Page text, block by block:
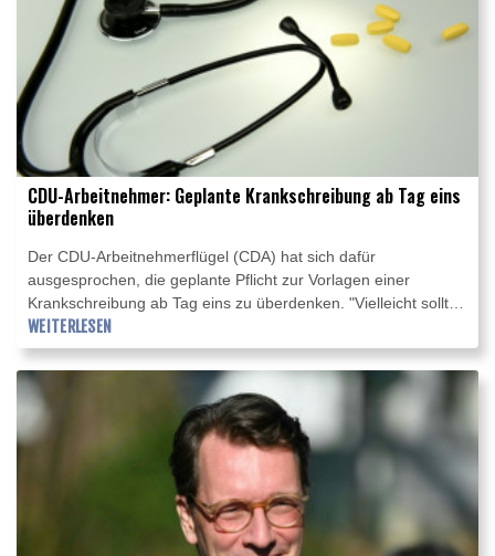
CDU-Arbeitnehmer: Geplante Krankschreibung ab Tag eins
überdenken
Der CDU-Arbeitnehmerflügel (CDA) hat sich dafür
ausgesprochen, die geplante Pflicht zur Vorlagen einer
Krankschreibung ab Tag eins zu überdenken. "Vielleicht sollte
man, auch im Zuge der Entscheidungen zur
Gesundheitsreform, diesen Punkt noch einmal überdenken",
sagte CDA-Chef Dennis Radtke dem "Spiegel" nach Angaben
vom Freitag. "Der politische Streitwert scheint in keinem
gesunden Verhältnis zu den vermeintlichen Verbesserungen
zu stehen."
WEITERLESEN